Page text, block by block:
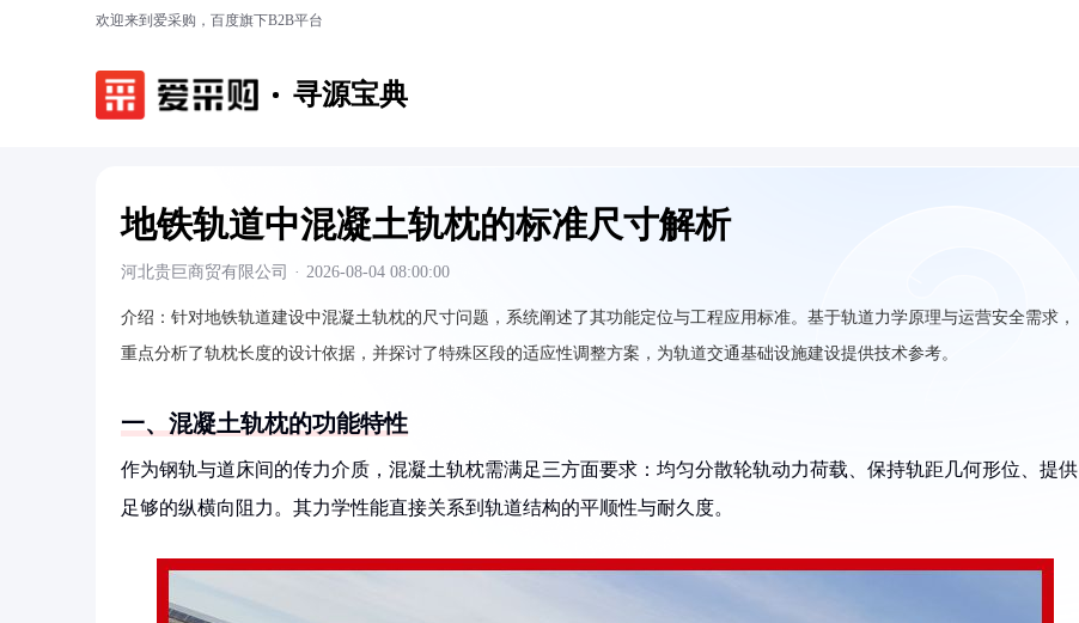
欢迎来到爱采购，百度旗下B2B平台
寻源宝典
地铁轨道中混凝土轨枕的标准尺寸解析
河北贵巨商贸有限公司 · 2026-08-04 08:00:00
介绍： 针对地铁轨道建设中混凝土轨枕的尺寸问题，系统阐述了其功能定位与工程应用标准。基于轨道力学原理与运营安全需求，
重点分析了轨枕长度的设计依据，并探讨了特殊区段的适应性调整方案，为轨道交通基础设施建设提供技术参考。
一、混凝土轨枕的功能特性
作为钢轨与道床间的传力介质，混凝土轨枕需满足三方面要求：均匀分散轮轨动力荷载、保持轨距几何形位、提供
足够的纵横向阻力。其力学性能直接关系到轨道结构的平顺性与耐久度。